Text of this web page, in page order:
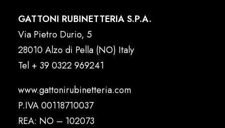
GATTONI RUBINETTERIA S.P.A.
Via Pietro Durio, 5
28010 Alzo di Pella (NO) Italy
Tel + 39 0322 969241
www.gattonirubinetteria.com
P.IVA 00118710037
REA: NO – 102073